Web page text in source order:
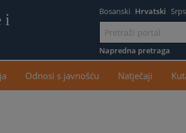
i
na
sadržaj
Bosanski Hrvatski
Napredna pretraga
Odnosi s javnošću Natječaji